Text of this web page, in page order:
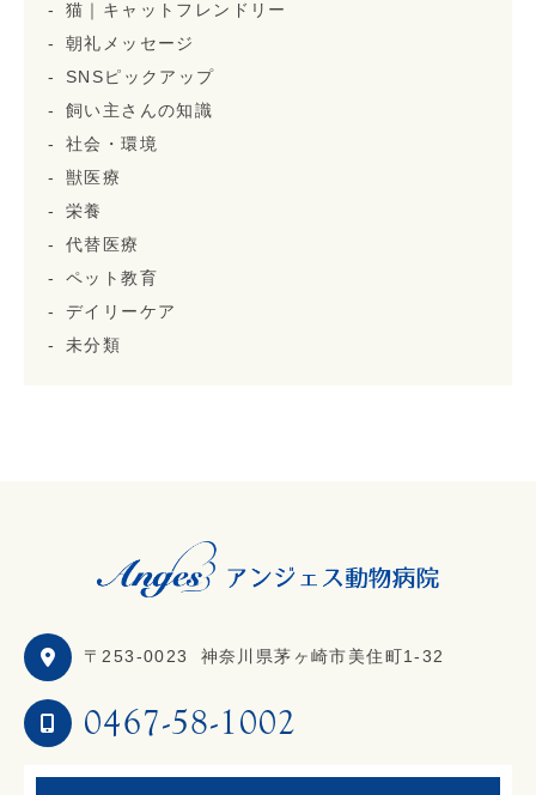
猫｜キャットフレンドリー
朝礼メッセージ
SNSピックアップ
飼い主さんの知識
社会・環境
獣医療
栄養
代替医療
ペット教育
デイリーケア
未分類
〒253-0023 神奈川県茅ヶ崎市美住町1-32
0467-58-1002